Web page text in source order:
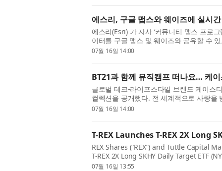
에스리, 구글 맵스와 웨이즈에 실시간
에스리(Esri) 가 자사 ‘커뮤니티 맵스 프로
이터를 구글 맵스 및 웨이즈와 공유할 수
된 ‘도로 통제 솔루션(The Road Closures
07월 16일 14:00
BT21과 함께 뮤직캠프 떠나요… 케
글로벌 테크-라이프스타일 브랜드 케이스
컬렉션을 공개했다. 전 세계적으로 사랑을
전개되는 이번 컬렉션은 언제 어디서나 같
07월 16일 14:00
T-REX Launches T-REX 2X Long
REX Shares (“REX”) and Tuttle Capital
T-REX 2X Long SKHY Daily Target ETF
long exposure to the SK hynix American
07월 16일 13:55